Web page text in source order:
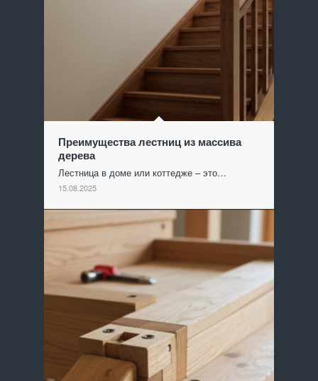
Преимущества лестниц из массива
дерева
Лестница в доме или коттедже – это…
15.08.2025